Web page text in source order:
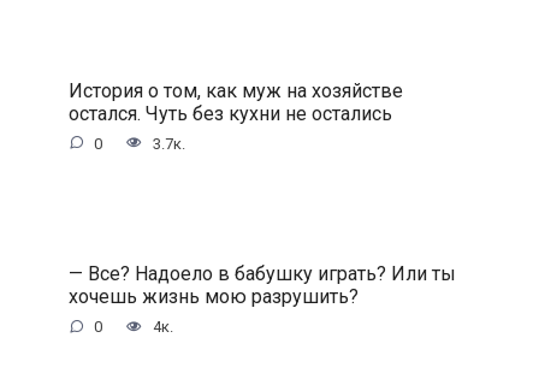
История о том, как муж на хозяйстве
остался. Чуть без кухни не остались
0 3.7к.
— Все? Надоело в бабушку играть? Или ты
хочешь жизнь мою разрушить?
0 4к.